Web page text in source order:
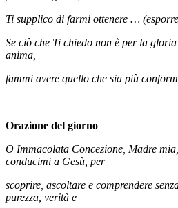
Ti supplico di farmi ottenere …
Se ciò che Ti chiedo non è per la
anima,
fammi avere quello che sia più
Orazione del giorno
O Immacolata Concezione, Madre
conducimi a Gesù, per
scoprire, ascoltare e comprendere
purezza, verità e